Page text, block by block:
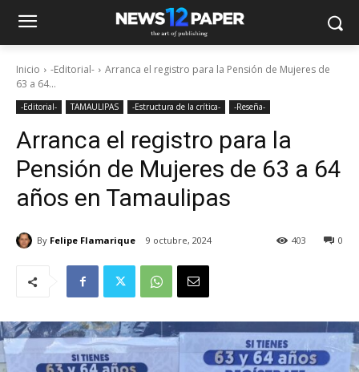
Inicio -Editorial-
Arranca el registro para la Pensión de Mujeres de
63 a 64...
-Editorial- TAMAULIPAS -Estructura de la crítica- -Reseña-
Arranca el registro para la
Pensión de Mujeres de 63 a 64
años en Tamaulipas
By Felipe Flamarique 9 octubre, 2024 0
403